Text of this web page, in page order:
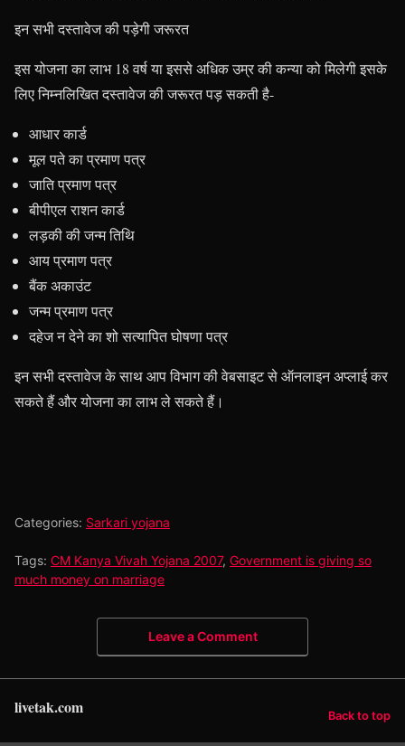
इन सभी दस्तावेज की पड़ेगी जरूरत
इस योजना का लाभ 18 वर्ष या इससे अधिक उम्र की कन्या को मिलेगी इसके
लिए निम्नलिखित दस्तावेज की जरूरत पड़ सकती है-
आधार कार्ड
मूल पते का प्रमाण पत्र
जाति प्रमाण पत्र
बीपीएल राशन कार्ड
लड़की की जन्म तिथि
आय प्रमाण पत्र
बैंक अकाउंट
जन्म प्रमाण पत्र
दहेज न देने का शो सत्यापित घोषणा पत्र
इन सभी दस्तावेज के साथ आप विभाग की वेबसाइट से ऑनलाइन अप्लाई कर
सकते हैं और योजना का लाभ ले सकते हैं।
Categories: Sarkari yojana
Tags: CM Kanya Vivah Yojana 2007, Government is giving so
much money on marriage
Leave a Comment
livetak.com Back to top